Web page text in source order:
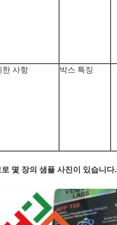
한 사항 박스 특징
몇 장의 샘플 사진이 있습니다.